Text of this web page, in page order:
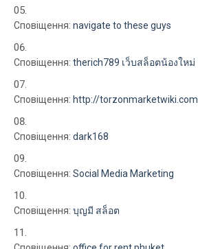
Сповіщення: navigate to these guys
Сповіщення: therich789 เว็บสล็อตน้องใหม่
Сповіщення: http://torzonmarketwiki.com
Сповіщення: dark168
Сповіщення: Social Media Marketing
Сповіщення: บุญมี สล็อต